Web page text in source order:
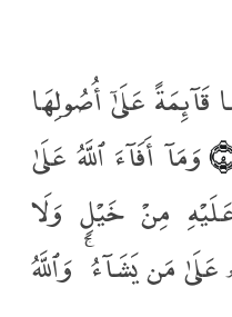
قَآئِمَةً عَلَىٰٓ أُصُولِهَا
وَمَآ أَفَآءَ ٱللَّهُ عَلَىٰ
مِنْ خَيْلٍۢ وَلَا
مَن يَشَآءُ ۚ وَٱللَّهُ